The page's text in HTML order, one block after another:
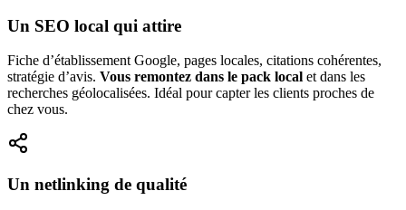
Un SEO local qui attire
Fiche d’établissement Google, pages locales, citations cohérentes,
stratégie d’avis. Vous remontez dans le pack local et dans les
recherches géolocalisées. Idéal pour capter les clients proches de
chez vous.
Un netlinking de qualité